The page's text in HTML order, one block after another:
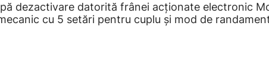
dezactivare datorită frânei acţionate electronic
cu 5 setări pentru cuplu şi mod de